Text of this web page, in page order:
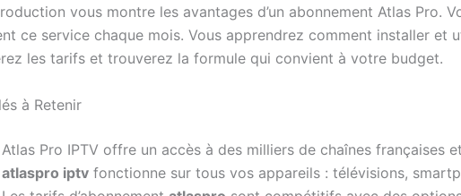
vous montre les avantages d’un abonnement Atlas Pro.
ce service chaque mois. Vous apprendrez comment installer et
les tarifs et trouverez la formule qui convient à votre budget.
à Retenir
Atlas Pro IPTV offre un accès à des milliers de chaînes françaises
atlaspro iptv fonctionne sur tous vos appareils : télévisions,